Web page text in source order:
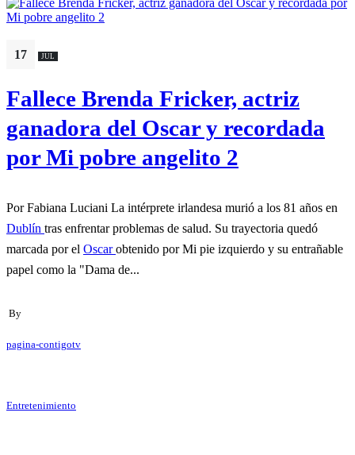
17 JUL
Fallece Brenda Fricker, actriz
ganadora del Oscar y recordada
por Mi pobre angelito 2
Por Fabiana Luciani La intérprete irlandesa murió a los 81 años en
Dublín tras enfrentar problemas de salud. Su trayectoria quedó
marcada por el Oscarobtenido por Mi pie izquierdo y su entrañable
papel como la "Dama de...
By
pagina-contigotv
Entretenimiento